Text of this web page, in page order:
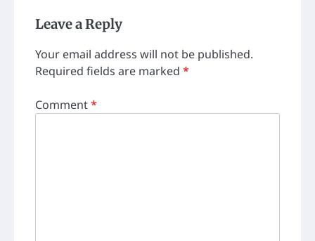
Leave a Reply
Your email address will not be published.
Required fields are marked *
Comment*